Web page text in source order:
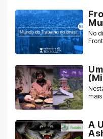
No
A